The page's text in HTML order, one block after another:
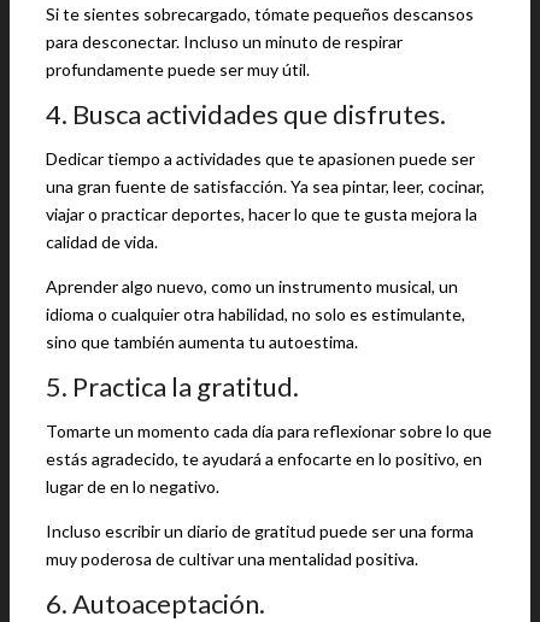
Si te sientes sobrecargado, tómate pequeños descansos
para desconectar. Incluso un minuto de respirar
profundamente puede ser muy útil.
4. Busca actividades que disfrutes.
Dedicar tiempo a actividades que te apasionen puede ser
una gran fuente de satisfacción. Ya sea pintar, leer, cocinar,
viajar o practicar deportes, hacer lo que te gusta mejora la
calidad de vida.
Aprender algo nuevo, como un instrumento musical, un
idioma o cualquier otra habilidad, no solo es estimulante,
sino que también aumenta tu autoestima.
5. Practica la gratitud.
Tomarte un momento cada día para reflexionar sobre lo que
estás agradecido, te ayudará a enfocarte en lo positivo, en
lugar de en lo negativo.
Incluso escribir un diario de gratitud puede ser una forma
muy poderosa de cultivar una mentalidad positiva.
6. Autoaceptación.